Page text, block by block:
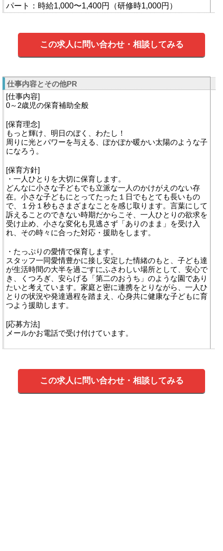
パート：時給1,000〜1,400円（研修時1,000円）
この求人に問い合わせ・相談してみる
仕事内容とその他PR
[仕事内容]
0～2歳児の保育補助全般
[保育理念]
もっと輝け、明日のぼく、わたし！
周りに光とパワーを与える、ぽかぽか暖かい太陽のような子
になろう。
[保育方針]
・一人ひとりを大切に保育します。
どんなに小さな子どもでも立派な一人のかけがえのない存
在。小さな子どもにとってたった１日でもとても長いもの
で、１分１秒もさまざまなことを感じ取ります。言葉にして
訴えることのできない時期だからこそ、一人ひとりの欲求を
受け止め、小さな変化も見逃さず「ありのまま」を受け入
れ、その時々に合った対応・援助をします。
・たっぷりの愛情で保育します。
スタッフ一同愛情豊かに接し安定した情緒のもと、子ども達
が生活時間の大半を過ごすにふさわしい場所として、安心で
き、くつろぎ、安らげる「第二のおうち」のような園であり
たいと考えています。家庭と密に連携をとりながら、一人ひ
とりの状況や発達過程を踏まえ、心身共に健康な子どもに育
つよう援助します。
[応募方法]
メールかお電話で受け付けています。
この求人に問い合わせ・相談してみる